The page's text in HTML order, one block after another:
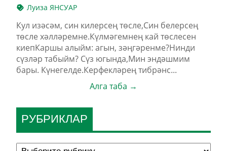
Луиза ЯНСУАР
Кул изәсәм, син килерсең төсле,Син белерсең
төсле хәлләремне.Күлмәгемнең кай төслесен
киепКаршы алыйм: агын, зәңгәренме?Нинди
сүзләр табыйм? Сүз югында,Мин эндәшмим
бары. Күнегелде.Керфекләрең тибрәнс...
Алга таба →
РУБРИКЛАР